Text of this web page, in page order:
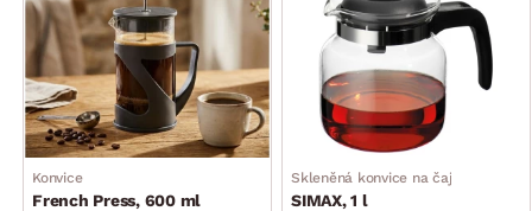
Konvice
French Press, 600 ml
Skleněná konvice na čaj
SIMAX, 1 l